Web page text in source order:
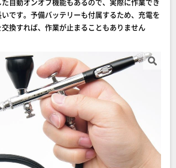
自動オンオフ機能もあるので、実際に作業でき
です。予備バッテリーも付属するため、充電を
換すれば、作業が止まることもありません